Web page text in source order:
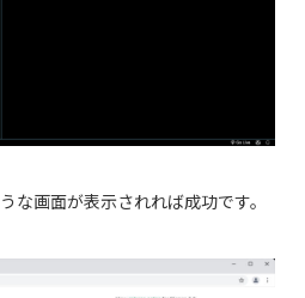
画面が表示されれば成功です。